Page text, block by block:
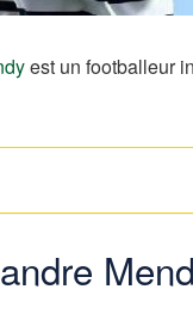
est un footballeur